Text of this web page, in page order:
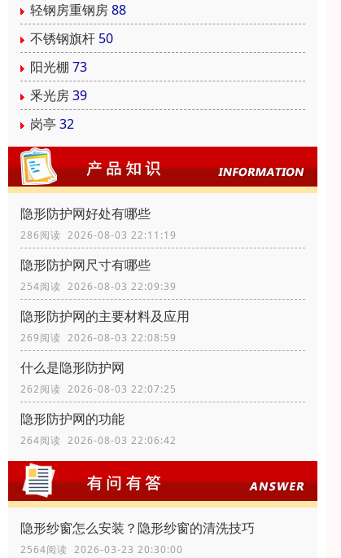
轻钢房重钢房88
不锈钢旗杆 50
阳光棚 73
釆光房39
岗亭 32
隐形防护网好处有哪些
286阅读 2026-08-03 22:11:19
隐形防护网尺寸有哪些
254阅读 2026-08-03 22:09:39
隐形防护网的主要材料及应用
269阅读 2026-08-03 22:08:59
什么是隐形防护网
262阅读 2026-08-03 22:07:25
隐形防护网的功能
264阅读 2026-08-03 22:06:42
隐形纱窗怎么安装？隐形纱窗的清洗技巧
2564阅读 2026-03-23 20:30:00